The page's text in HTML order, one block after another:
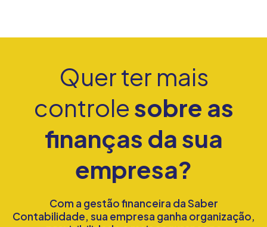
Quer ter mais
controlesobre as
finanças da sua
empresa?
Com a gestão financeira da Saber
Contabilidade, sua empresa ganha organização,